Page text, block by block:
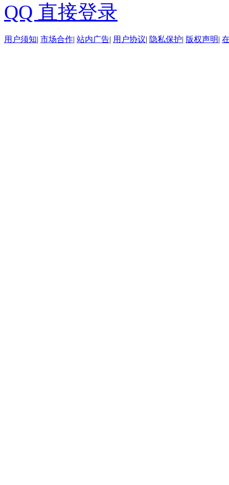
QQ 直接登录
用户须知| 市场合作| 站内广告| 用户协议| 隐私保护| 版权声明|